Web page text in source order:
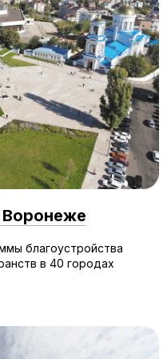
благоустройства
в 40 городах